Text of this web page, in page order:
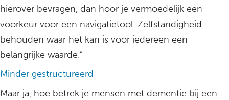
hierover bevragen, dan hoor je vermoedelijk een
voorkeur voor een navigatietool. Zelfstandigheid
behouden waar het kan is voor iedereen een
belangrijke waarde.”
Minder gestructureerd
Maar ja, hoe betrek je mensen met dementie bij een